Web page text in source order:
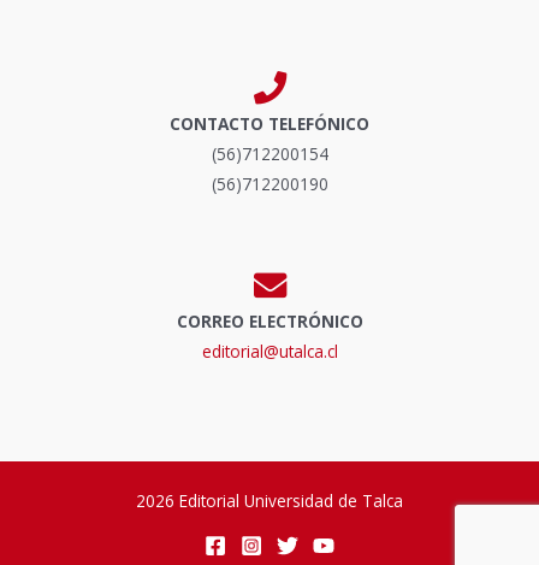
CONTACTO TELEFÓNICO
(56)712200154
(56)712200190
CORREO ELECTRÓNICO
editorial@utalca.cl
2026 Editorial Universidad de Talca